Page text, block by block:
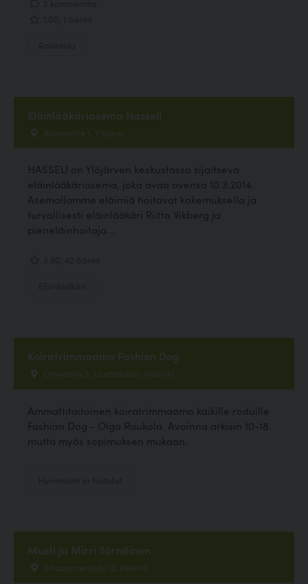
Eläinlääkäriasema Hasseli
Asemantie 1, Ylöjärvi
HASSELI on Ylöjärven keskustassa sijaitseva
eläinlääkäriasema, joka avaa ovensa 10.3.2014.
Asemallamme eläimiä hoitavat kokemuksella ja
turvallisesti eläinlääkäri Riitta Vikberg ja
pieneläinhoitaja...
Koiratrimmaamo Fashion Dog
Otavantie 3, Lauttasaari, Helsinki
Ammattitaitoinen koiratrimmaamo kaikille roduille
Fashion Dog - Olga Raukola. Avoinna arkisin 10-18
mutta myös sopimuksen mukaan.
Musti ja Mirri Sörnäinen
Siltasaarenkatu 12, Helsinki